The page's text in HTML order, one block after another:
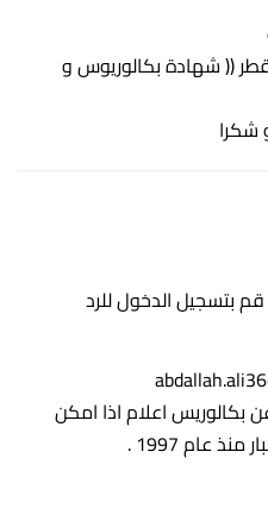
(( شهادة بكالوريوس و
شكرا
قم بتسجيل الدخول للرد
بكالوريس اعلام اذا امكن
عام 1997 .